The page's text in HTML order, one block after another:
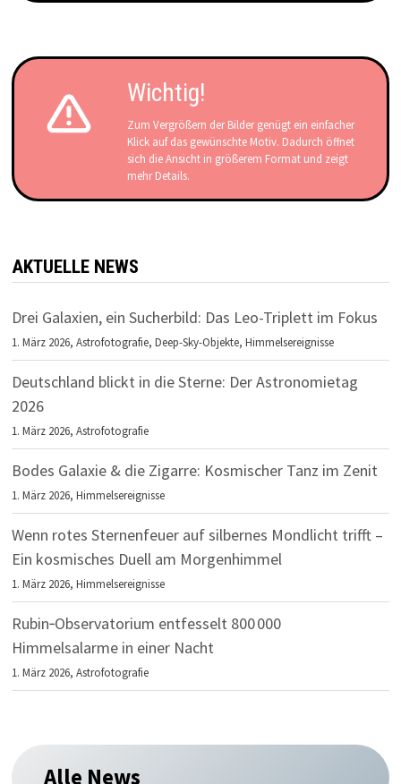
Wichtig!
Zum Vergrößern der Bilder genügt ein einfacher
Klick auf das gewünschte Motiv. Dadurch öffnet
sich die Ansicht in größerem Format und zeigt
mehr Details.
AKTUELLE NEWS
Drei Galaxien, ein Sucherbild: Das Leo-Triplett im Fokus
1. März 2026,Astrofotografie,Deep-Sky-Objekte,Himmelsereignisse
Deutschland blickt in die Sterne: Der Astronomietag
2026
1. März 2026,Astrofotografie
Bodes Galaxie & die Zigarre: Kosmischer Tanz im Zenit
1. März 2026,Himmelsereignisse
Wenn rotes Sternenfeuer auf silbernes Mondlicht trifft –
Ein kosmisches Duell am Morgenhimmel
1. März 2026,Himmelsereignisse
Rubin‑Observatorium entfesselt 800 000
Himmelsalarme in einer Nacht
1. März 2026,Astrofotografie
Alle News